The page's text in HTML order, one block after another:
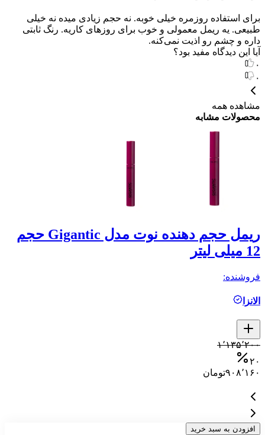
برای استفاده روزمره خیلی خوبه. نه حجم زیادی میده نه خیلی
طبیعی. یه ریمل معمولی و خوب برای روزهای کاریه. رنگ ثابتی
داره و چشم رو اذیت نمی‌کنه.
آیا این دیدگاه مفید بود؟
۰
۰
مشاهده همه
محصولات مشابه
ریمل حجم دهنده نوت مدل Gigantic حجم
12 میلی لیتر
فروشنده:
الانزا
۱٬۱۳۵٬۲۰۰
۲۰
۹۰۸٬۱۶۰تومان
افزودن به سبد خرید